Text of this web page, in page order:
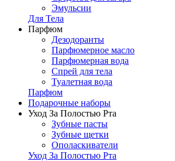
Эмульсии
Для Тела
Парфюм
Дезодоранты
Парфюмерное масло
Парфюмерная вода
Спрей для тела
Туалетная вода
Парфюм
Подарочные наборы
Уход За Полостью Рта
Зубные пасты
Зубные щетки
Ополаскиватели
Уход За Полостью Рта